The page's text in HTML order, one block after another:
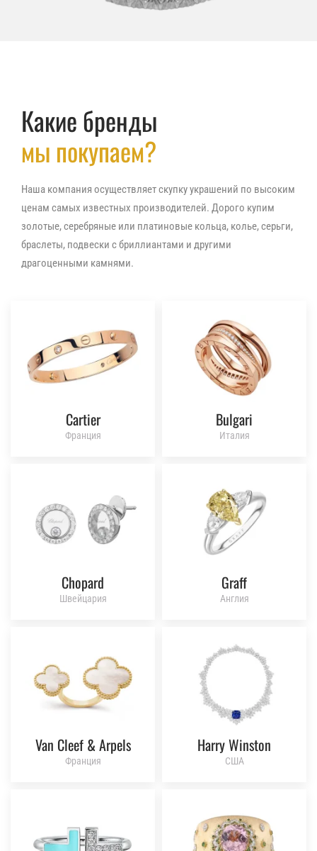
Какие бренды
мы покупаем?
Наша компания осуществляет скупку украшений по высоким
ценам самых известных производителей. Дорого купим
золотые, серебряные или платиновые кольца, колье, серьги,
браслеты, подвески с бриллиантами и другими
драгоценными камнями.
Cartier
Франция
Bulgari
Италия
Chopard
Швейцария
Graff
Англия
Van Cleef & Arpels
Франция
Harry Winston
США